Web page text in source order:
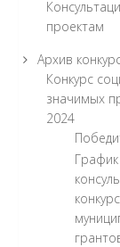
проектам
Архив
Конкурс
значимых
2024
График
конкурс